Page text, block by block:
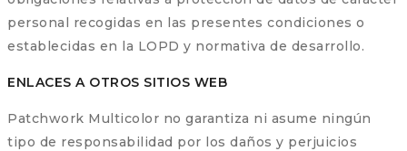
personal recogidas en las presentes condiciones o
establecidas en la LOPD y normativa de desarrollo.
ENLACES A OTROS SITIOS WEB
Patchwork Multicolor no garantiza ni asume ningún
tipo de responsabilidad por los daños y perjuicios